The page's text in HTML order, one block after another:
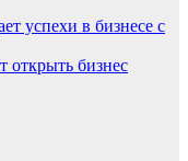
успехи в бизнесе с
бизнес